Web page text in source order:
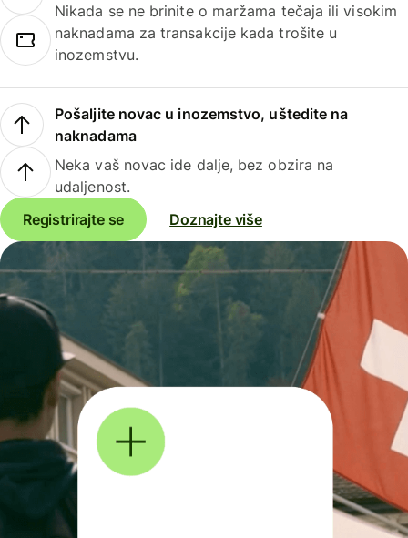
Nikada se ne brinite o maržama tečaja ili visokim
naknadama za transakcije kada trošite u
inozemstvu.
Pošaljite novac u inozemstvo, uštedite na
naknadama
Neka vaš novac ide dalje, bez obzira na
udaljenost.
Registrirajte se
Doznajte više